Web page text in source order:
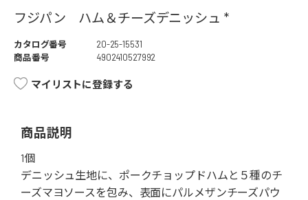
フジパン ハム＆チーズデニッシュ *
カタログ番号
20-25-15531
商品番号
4902410527992
マイリストに登録する
商品説明
1個
デニッシュ生地に、ポークチョップドハムと５種のチ
ーズマヨソースを包み、表面にパルメザンチーズパウ